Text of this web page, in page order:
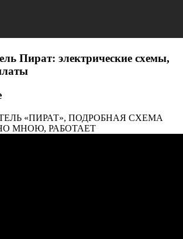
Пират: электрические схемы,
«ПИРАТ», ПОДРОБНАЯ СХЕМА
МНОЮ, РАБОТАЕТ